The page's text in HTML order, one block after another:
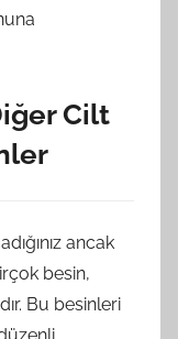
Cilt
ancak
besin,
Bu besinleri